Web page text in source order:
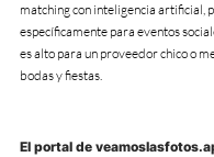
matching con inteligencia artificial,
específicamente para eventos
es alto para un proveedor chico o
bodas y fiestas.
El portal de